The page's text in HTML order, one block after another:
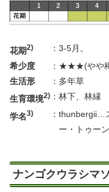
花期2) ： 3-5月。
希少度
： ★★★(やや
生活形
： 多年草
生育環境2) ： 林下、林縁
学名3) ： thunbergii…
ー・トゥー
ナンゴクウラシマ